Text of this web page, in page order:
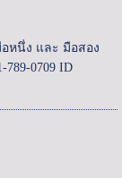
อหนึ่ง และ มือสอง
0709 ID